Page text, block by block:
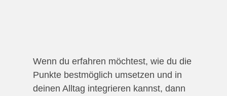
Wenn du erfahren möchtest, wie du die
Punkte bestmöglich umsetzen und in
deinen Alltag integrieren kannst, dann